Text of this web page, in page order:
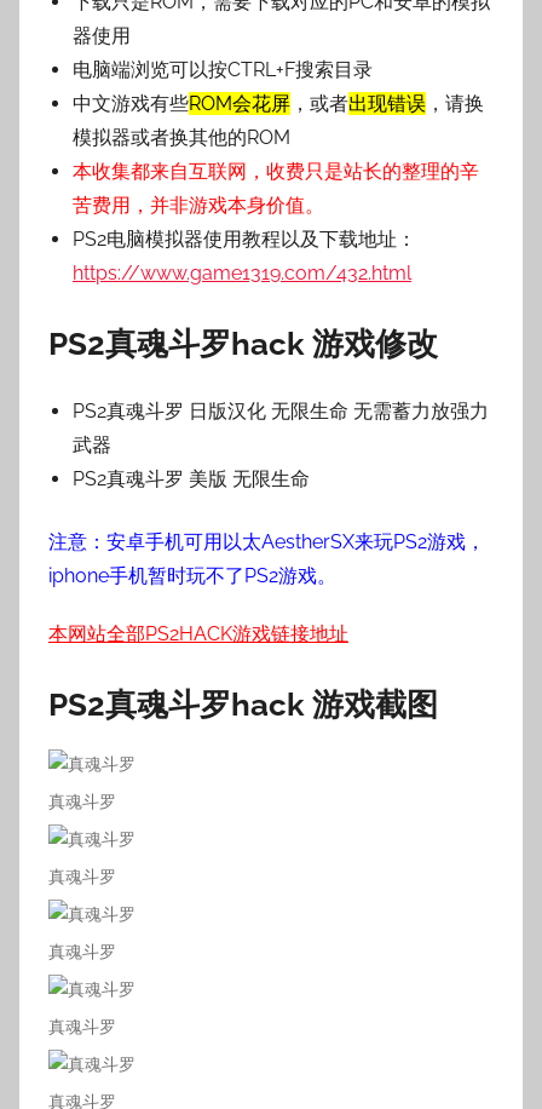
器使用
电脑端浏览可以按CTRL+F搜索目录
中文游戏有些ROM会花屏 ，或者出现错误 ，请换
模拟器或者换其他的ROM
本收集都来自互联网，收费只是站长的整理的辛
苦费用，并非游戏本身价值。
PS2电脑模拟器使用教程以及下载地址：
https://www.game1319.com/432.html
PS2真魂斗罗hack 游戏修改
PS2真魂斗罗 日版汉化 无限生命 无需蓄力放强力
武器
PS2真魂斗罗 美版 无限生命
注意：安卓手机可用以太AestherSX来玩PS2游戏，
iphone手机暂时玩不了PS2游戏。
本网站全部PS2HACK游戏链接地址
PS2真魂斗罗hack 游戏截图
真魂斗罗
真魂斗罗
真魂斗罗
真魂斗罗
真魂斗罗